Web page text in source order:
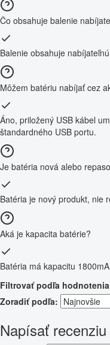
Čo obsahuje balenie
Balenie obsahuje
Môžem batériu nabíjať cez
Áno, priložený USB kábel
štandardného USB portu.
Je batéria nová alebo
Batéria je nový produkt, nie
Aká je kapacita batérie?
Batéria má kapacitu
Filtrovať podľa
Zoradiť podľa:
Napísať